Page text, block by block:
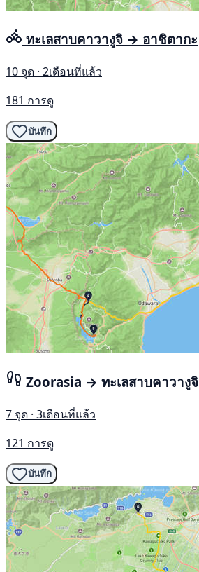
ทะเลสาบคาวางูจิ → อาชิตากะ
10 จุด · 2เดือนที่แล้ว
181 การดู
บันทึก
Zoorasia → ทะเลสาบคาวางูจิ
7 จุด · 3เดือนที่แล้ว
121 การดู
บันทึก